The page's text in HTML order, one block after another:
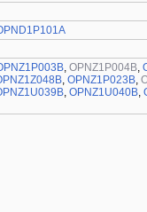
, OPNZ1P004B,
, OPNZ1P023B,
, OPNZ1U040B,